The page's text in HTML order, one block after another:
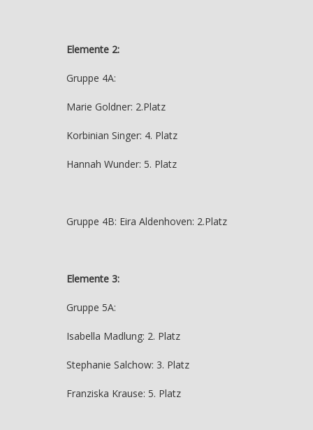
Elemente 2:
Gruppe 4A:
Marie Goldner: 2.Platz
Korbinian Singer: 4. Platz
Hannah Wunder: 5. Platz
Gruppe 4B: Eira Aldenhoven: 2.Platz
Elemente 3:
Gruppe 5A:
Isabella Madlung: 2. Platz
Stephanie Salchow: 3. Platz
Franziska Krause: 5. Platz